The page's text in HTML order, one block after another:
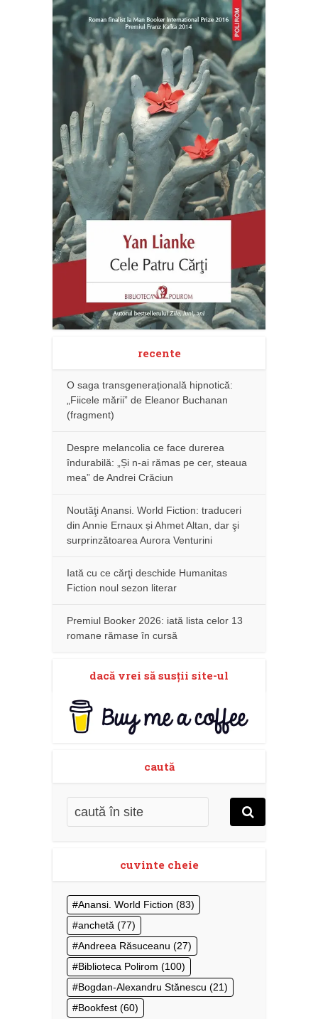
recente
O saga transgenerațională hipnotică:
„Fiicele mării” de Eleanor Buchanan
(fragment)
Despre melancolia ce face durerea
îndurabilă: „Și n-ai rămas pe cer, steaua
mea” de Andrei Crăciun
Noutăţi Anansi. World Fiction: traduceri
din Annie Ernaux și Ahmet Altan, dar şi
surprinzătoarea Aurora Venturini
Iată cu ce cărţi deschide Humanitas
Fiction noul sezon literar
Premiul Booker 2026: iată lista celor 13
romane rămase în cursă
dacă vrei să susţii site-ul
caută
cuvinte cheie
Anansi. World Fiction (83)
anchetă (77)
Andreea Răsuceanu (27)
Biblioteca Polirom (100)
Bogdan-Alexandru Stănescu (21)
Bookfest (60)